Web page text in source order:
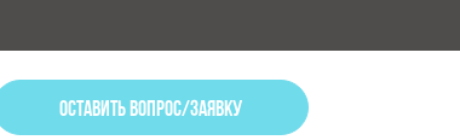
ОСТАВИТЬ ВОПРОС/ЗАЯВКУ